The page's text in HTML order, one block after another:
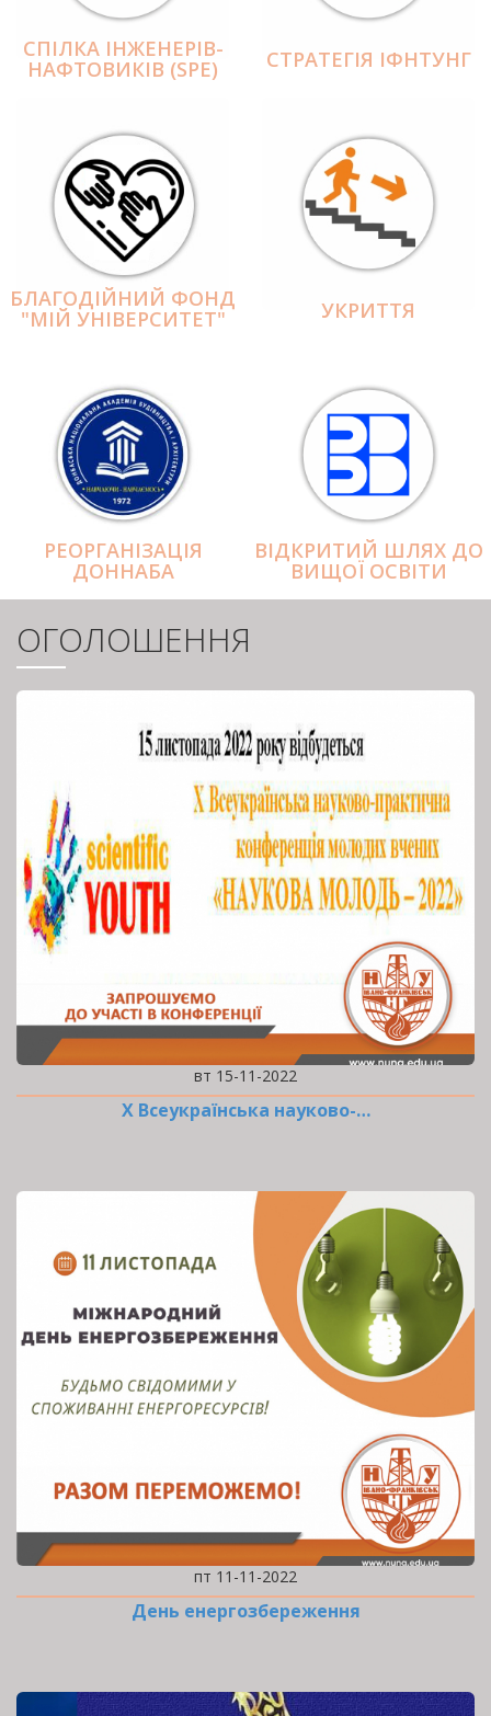
СПІЛКА ІНЖЕНЕРІВ-
НАФТОВИКІВ (SPE) СТРАТЕГІЯ ІФНТУНГ
БЛАГОДІЙНИЙ ФОНД
"МІЙ УНІВЕРСИТЕТ" УКРИТТЯ
РЕОРГАНІЗАЦІЯ
ДОННАБА
ВІДКРИТИЙ ШЛЯХ ДО
ВИЩОЇ ОСВІТИ
ОГОЛОШЕННЯ
вт 15-11-2022
Х Всеукраїнська науково-…
пт 11-11-2022
День енергозбереження